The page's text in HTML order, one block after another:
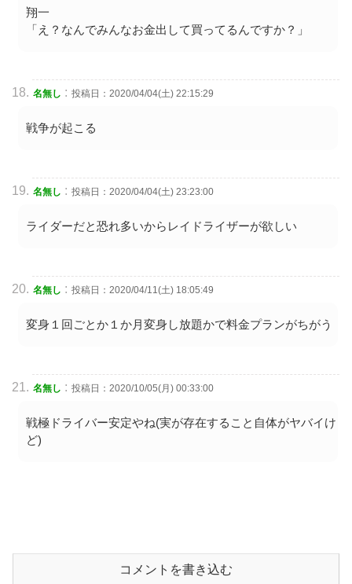
翔一
「え？なんでみんなお金出して買ってるんですか？」
名無し : 投稿日：2020/04/04(土) 22:15:29
戦争が起こる
名無し : 投稿日：2020/04/04(土) 23:23:00
ライダーだと恐れ多いからレイドライザーが欲しい
名無し : 投稿日：2020/04/11(土) 18:05:49
変身１回ごとか１か月変身し放題かで料金プランがちがう
名無し : 投稿日：2020/10/05(月) 00:33:00
戦極ドライバー安定やね(実が存在すること自体がヤバイけ
ど)
コメントを書き込む